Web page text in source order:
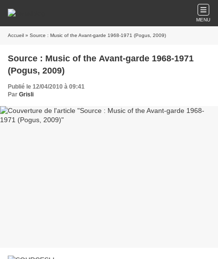
MENU
Accueil » Source : Music of the Avant-garde 1968-1971 (Pogus, 2009)
Source : Music of the Avant-garde 1968-1971
(Pogus, 2009)
Publié le 12/04/2010 à 09:41
Par Grisli